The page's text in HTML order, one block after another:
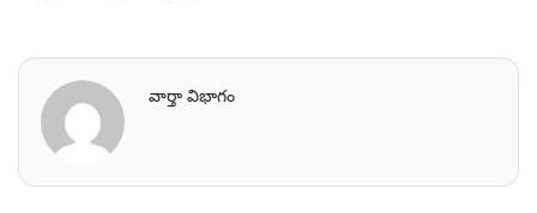
వార్తా విభాగం